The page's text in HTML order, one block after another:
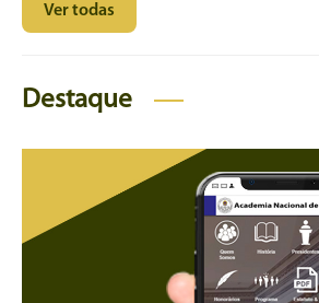
Ver todas
Destaque